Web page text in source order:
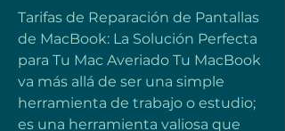
Tarifas de Reparación de Pantallas
de MacBook: La Solución Perfecta
para Tu Mac Averiado Tu MacBook
va más allá de ser una simple
herramienta de trabajo o estudio;
es una herramienta valiosa que